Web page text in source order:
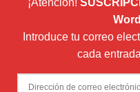
Introduce tu correo
cada
Dirección